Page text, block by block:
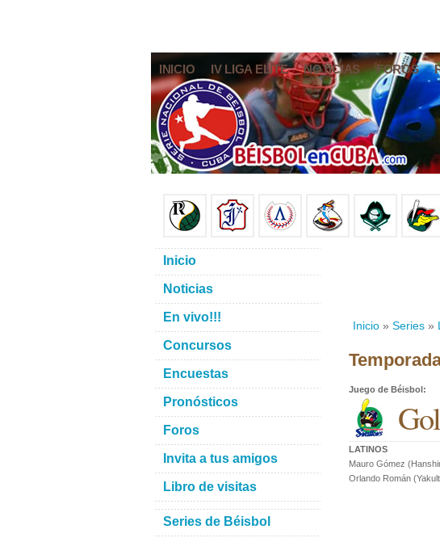
INICIO IV LIGA ELITE NOTICIAS FOROS
Inicio » Series »
Juego de Béisbol:
LATINOS
Mauro Gómez
Orlando Román
Inicio
Noticias
En vivo!!!
Concursos
Encuestas
Pronósticos
Foros
Invita a tus amigos
Libro de visitas
Series de Béisbol